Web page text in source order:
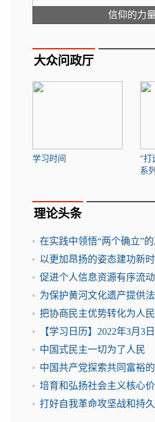
信仰的力量
大众问政厅
学习时间
“打
系
理论头条
在实践中领悟“两个确立”
以更加昂扬的姿态建功新
促进个人信息资源有序流动
为保护黄河文化遗产提供
把协商民主优势转化为人
【学习日历】2022年3月3日
中国式民主一切为了人民
中国共产党探索共同富裕
培育和弘扬社会主义核心
打好自我革命攻坚战和持